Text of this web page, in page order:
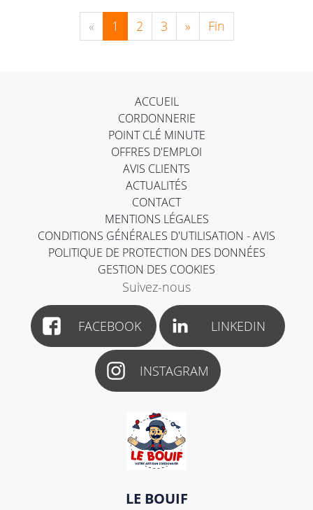
« 1 2 3 » Fin
ACCUEIL
CORDONNERIE
POINT CLÉ MINUTE
OFFRES D'EMPLOI
AVIS CLIENTS
ACTUALITÉS
CONTACT
MENTIONS LÉGALES
CONDITIONS GÉNÉRALES D'UTILISATION - AVIS
POLITIQUE DE PROTECTION DES DONNÉES
GESTION DES COOKIES
Suivez-nous
FACEBOOK LINKEDIN
INSTAGRAM
LE BOUIF